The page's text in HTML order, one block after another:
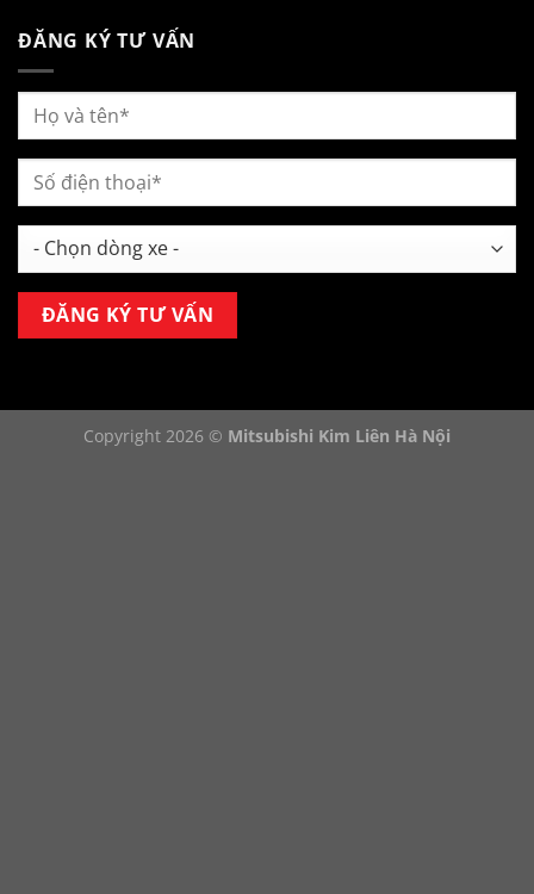
ĐĂNG KÝ TƯ VẤN
Copyright 2026 © Mitsubishi Kim Liên Hà Nội